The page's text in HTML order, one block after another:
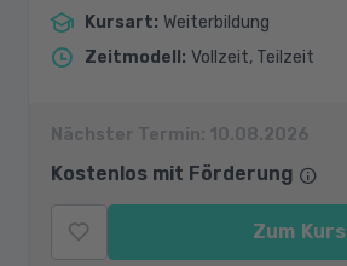
Kursart: Weiterbildung
Zeitmodell : Vollzeit, Teilzeit
Nächster Termin: 10.08.2026
Kostenlos mit Förderung
Zum Kurs